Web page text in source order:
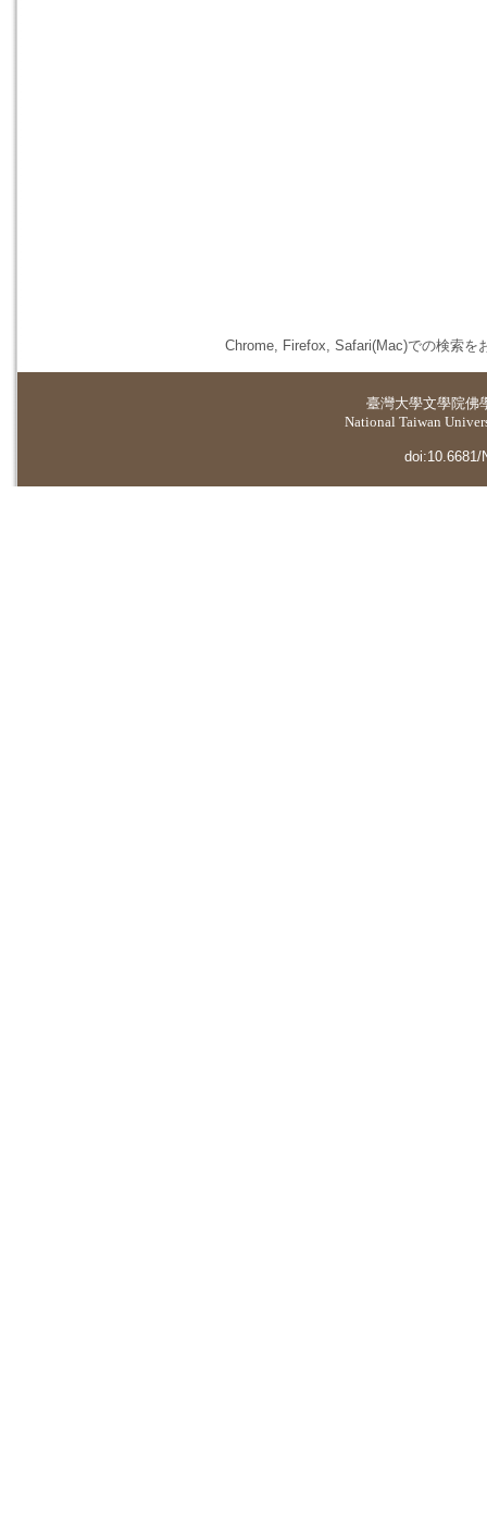
Chrome, Firefox, Safari(Mac)での検索を
臺灣大學文學院佛
National Taiwan
doi:10.6681/